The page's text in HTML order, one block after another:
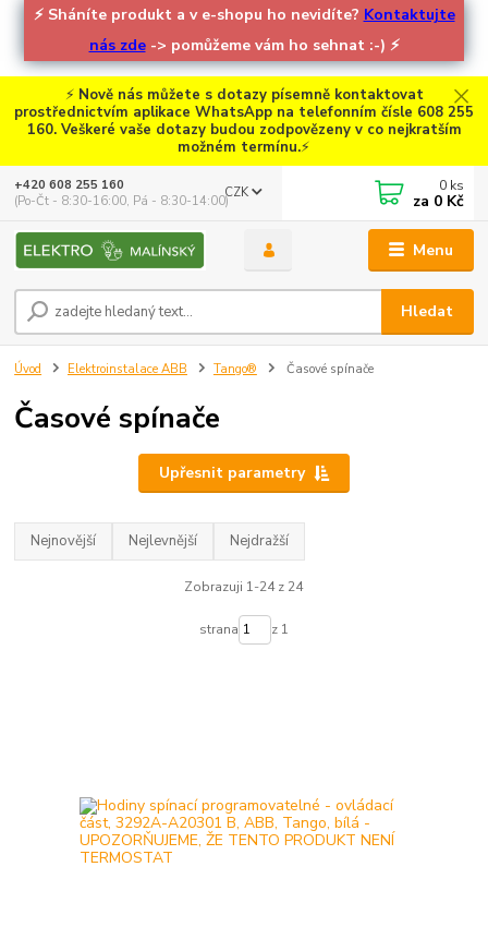
⚡ Sháníte produkt a v e-shopu ho nevidíte? Kontaktujte
nás zde-> pomůžeme vám ho sehnat :-) ⚡
⚡ Nově nás můžete s dotazy písemně kontaktovat
prostřednictvím aplikace WhatsApp na telefonním čísle 608 255
160. Veškeré vaše dotazy budou zodpovězeny v co nejkratším
možném termínu.⚡
Menu
CZK
Hledat
+420 608 255 160
(Po-Čt - 8:30-16:00, Pá - 8:30-14:00)
0 ks
za 0 Kč
Úvod Elektroinstalace ABB Tango® Časové spínače
Časové spínače
Upřesnit parametry
Nejnovější Nejlevnější Nejdražší
Zobrazuji 1-24 z 24
strana z 1